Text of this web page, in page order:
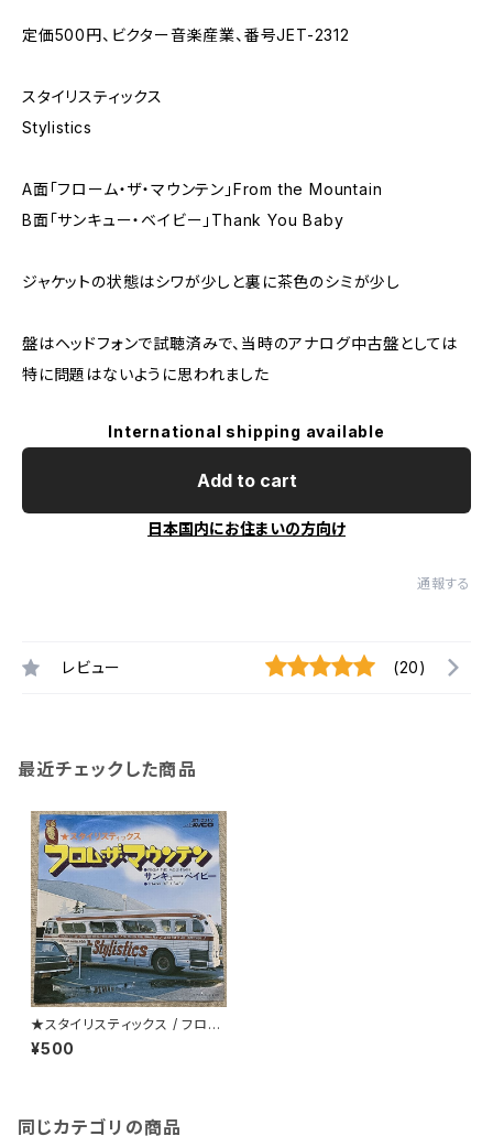
定価500円、ビクター音楽産業、番号JET-2312
スタイリスティックス
Stylistics
A面「フローム・ザ・マウンテン」From the Mountain
B面「サンキュー・ベイビー」Thank You Baby
ジャケットの状態はシワが少しと裏に茶色のシミが少し
盤はヘッドフォンで試聴済みで、当時のアナログ中古盤としては
特に問題はないように思われました
International shipping available
Add to cart
日本国内にお住まいの方向け
通報する
レビュー (20)
最近チェックした商品
★スタイリスティックス / フロ
ム・ザ・マウンテン
¥500
同じカテゴリの商品